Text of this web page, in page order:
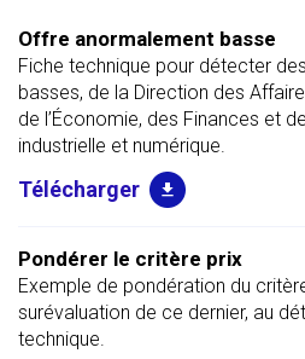
Offre anormalement basse
Fiche technique pour détecter
basses, de la Direction des
de l’Économie, des Finances et
industrielle et numérique.
Pondérer le critère prix
Exemple de pondération du
surévaluation de ce dernier, au
technique.